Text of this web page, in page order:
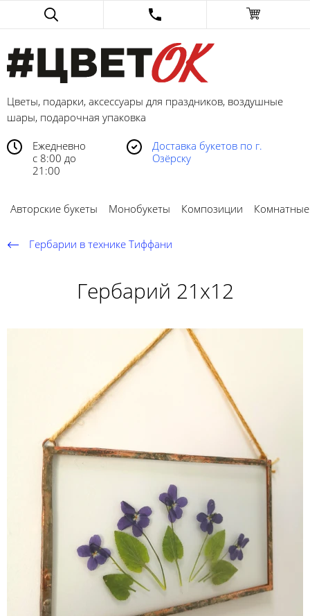
Цветы, подарки, аксессуары для праздников, воздушные
шары, подарочная упаковка
Ежедневно
с 8:00 до
21:00
Доставка букетов по г.
Озёрску
Авторские букеты Монобукеты Композиции
Гербарии в технике Тиффани
Гербарий 21х12